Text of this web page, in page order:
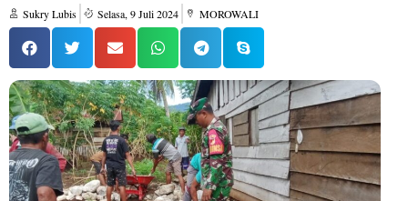
Sukry Lubis Selasa, 9 Juli 2024 MOROWALI